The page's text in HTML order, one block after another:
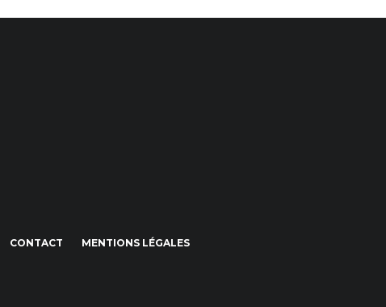
CONTACT MENTIONS LÉGALES